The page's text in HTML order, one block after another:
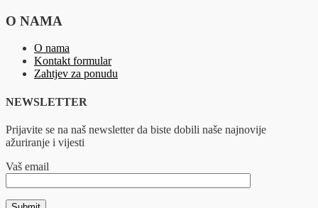
O NAMA
O nama
Kontakt formular
Zahtjev za ponudu
NEWSLETTER
Prijavite se na naš newsletter da biste dobili naše najnovije
ažuriranje i vijesti
Vaš email